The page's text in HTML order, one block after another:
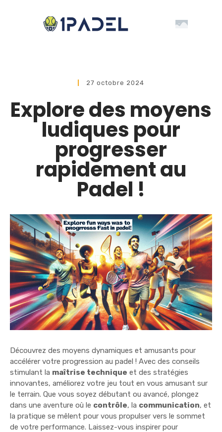
27 octobre 2024
Explore des moyens
ludiques pour
progresser
rapidement au
Padel !
Découvrez des moyens dynamiques et amusants pour
accélérer votre progression au padel ! Avec des conseils
stimulant la maîtrise technique et des stratégies
innovantes, améliorez votre jeu tout en vous amusant sur
le terrain. Que vous soyez débutant ou avancé, plongez
dans une aventure où le contrôle, la communication, et
la pratique se mêlent pour vous propulser vers le sommet
de votre performance. Laissez-vous inspirer pour